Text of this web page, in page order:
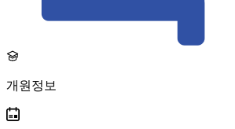
개원정보